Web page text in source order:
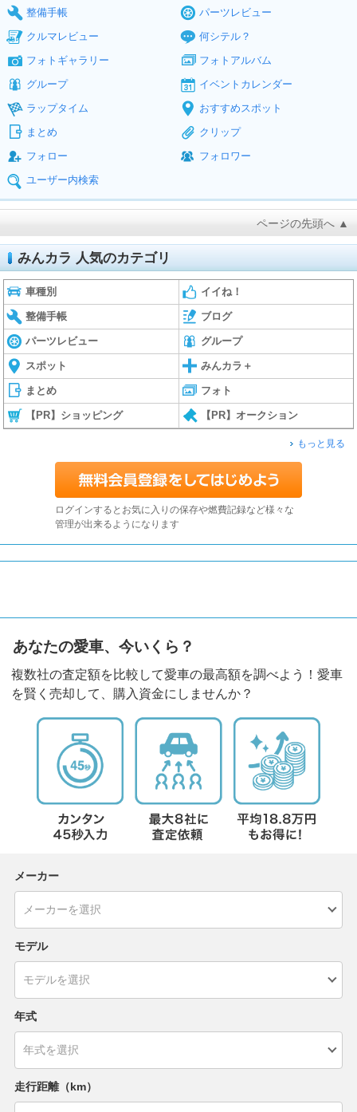
整備手帳
パーツレビュー
クルマレビュー
何シテル？
フォトギャラリー
フォトアルバム
グループ
イベントカレンダー
ラップタイム
おすすめスポット
まとめ
クリップ
フォロー
フォロワー
ユーザー内検索
ページの先頭へ ▲
みんカラ 人気のカテゴリ
車種別 イイね！
整備手帳 ブログ
パーツレビュー グループ
スポット みんカラ＋
まとめ フォト
【PR】ショッピング 【PR】オークション
もっと見る
ログインするとお気に入りの保存や燃費記録など様々な
管理が出来るようになります
あなたの愛車、今いくら？
複数社の査定額を比較して愛車の最高額を調べよう！愛車
を賢く売却して、購入資金にしませんか？
メーカー
モデル
年式
走行距離（km）